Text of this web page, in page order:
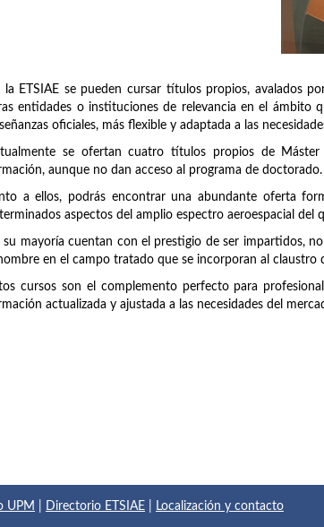
la ETSIAE se pueden cursar títulos propios, avalados
entidades o instituciones de relevancia en el ámbito
oficiales, más flexible y adaptada a las
se ofertan cuatro títulos propios de
aunque no dan acceso al programa de doctorado.
a ellos, podrás encontrar una abundante oferta
aspectos del amplio espectro aeroespacial del
su mayoría cuentan con el prestigio de ser impartidos,
en el campo tratado que se incorporan al claustro
cursos son el complemento perfecto para
actualizada y ajustada a las necesidades del
UPM Directorio ETSIAE Localización y contacto